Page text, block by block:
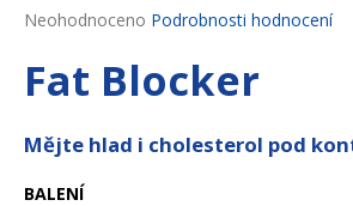
Průměrné
produktu
je
z
5
hvězdiček.
Neohodnoceno Podrobnosti hodnocení
Fat Blocker
Mějte hlad i cholesterol pod
BALENÍ
a
j
í
?